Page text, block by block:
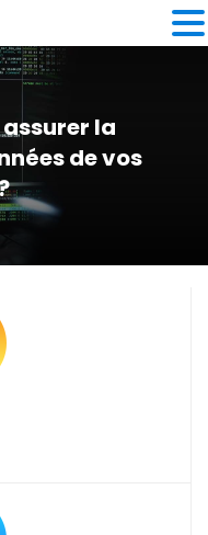
assurer la
de vos